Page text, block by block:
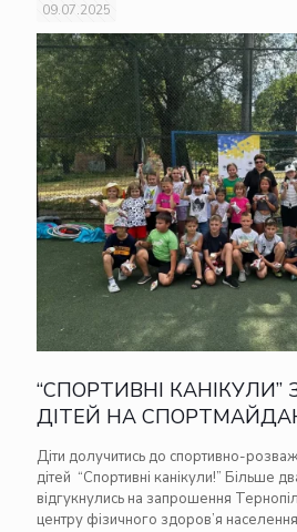
09.07.2025
“СПОРТИВНІ
ДІТЕЙ НА
Діти долучитись до спортивно-
дітей “Спортивні канікули!” Більше
відгукнулись на запрошення
центру фізичного здоров’я населення